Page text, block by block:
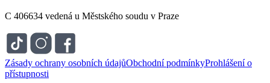
C 406634 vedená u Městského soudu v Praze
Zásady ochrany osobních údajůObchodní podmínkyProhlášení o
přístupnosti